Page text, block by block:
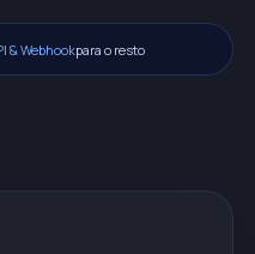
& Webhookpara o resto